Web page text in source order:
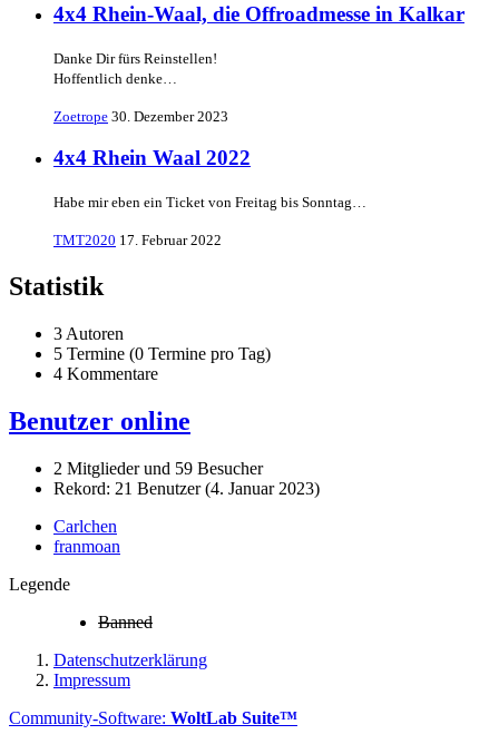
4x4 Rhein-Waal, die Offroadmesse in Kalkar
Danke Dir fürs Reinstellen!
Hoffentlich denke…
Zoetrope 30. Dezember 2023
4x4 Rhein Waal 2022
Habe mir eben ein Ticket von Freitag bis Sonntag…
TMT2020 17. Februar 2022
Statistik
3 Autoren
5 Termine (0 Termine pro Tag)
4 Kommentare
Benutzer online
2 Mitglieder und 59 Besucher
Rekord: 21 Benutzer (4. Januar 2023)
Carlchen
franmoan
Legende
Banned
Datenschutzerklärung
Impressum
Community-Software: WoltLab Suite™